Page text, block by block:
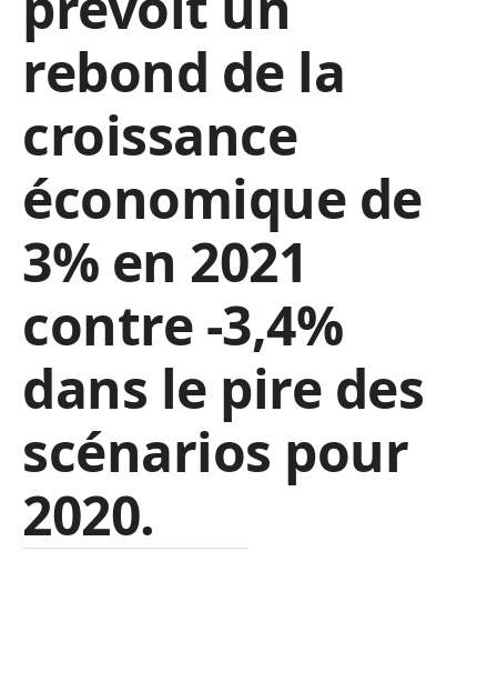
rebond de la
croissance
économique de
3% en 2021
contre -3,4%
dans le pire des
scénarios pour
2020.